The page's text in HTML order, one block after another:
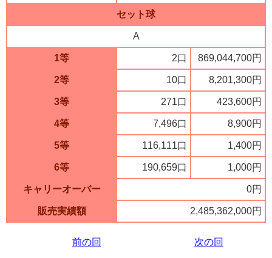
セット球
A
1等 2口 869,044,700円
2等 10口 8,201,300円
3等 271口 423,600円
4等 7,496口 8,900円
5等 116,111口 1,400円
6等 190,659口 1,000円
キャリーオーバー 0円
販売実績額 2,485,362,000円
前の回 次の回